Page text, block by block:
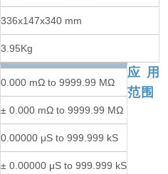
336x147x340 mm
3.95Kg
0.000 mΩ to 9999.99 MΩ
± 0.000 mΩ to 9999.99 MΩ
0.00000 μS to 999.999 kS
± 0.00000 μS to 999.999 kS
应用
范围